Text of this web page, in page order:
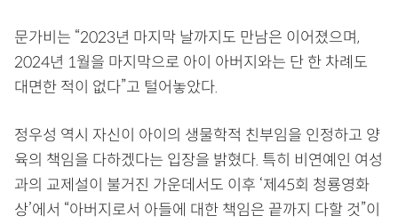
문가비는 “2023년 마지막 날까지도 만남은 이어졌으며,
2024년 1월을 마지막으로 아이 아버지와는 단 한 차례도
대면한 적이 없다”고 털어놓았다.
정우성 역시 자신이 아이의 생물학적 친부임을 인정하고 양
육의 책임을 다하겠다는 입장을 밝혔다. 특히 비연예인 여성
과의 교제설이 불거진 가운데서도 이후 ‘제45회 청룡영화
상’에서 “아버지로서 아들에 대한 책임은 끝까지 다할 것”이